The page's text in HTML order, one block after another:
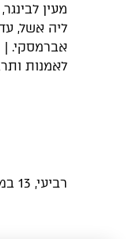
מעין
ליה אשל,
אברמסקי.
לאמנות
רביעי, 13 במאי 2026 21:00